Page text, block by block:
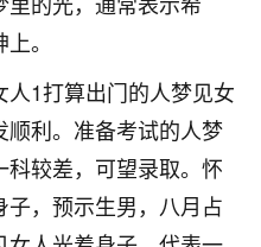
。
1打算出门的人梦见女
顺利。准备考试的人梦
科较差，可望录取。怀
，预示生男，八月占
殃的，去检查又没什么大
推荐慧来老师，跟老师聊过
老师建议，处理了一些因
以前好多，主要是心情好
在深有体会了。
师聊过之后，最大的感